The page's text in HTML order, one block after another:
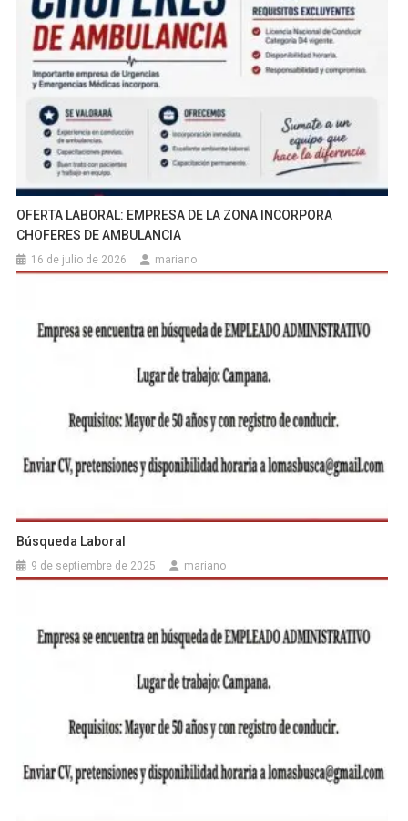
OFERTA LABORAL: EMPRESA DE LA ZONA INCORPORA
CHOFERES DE AMBULANCIA
16 de julio de 2026 mariano
Búsqueda Laboral
9 de septiembre de 2025 mariano